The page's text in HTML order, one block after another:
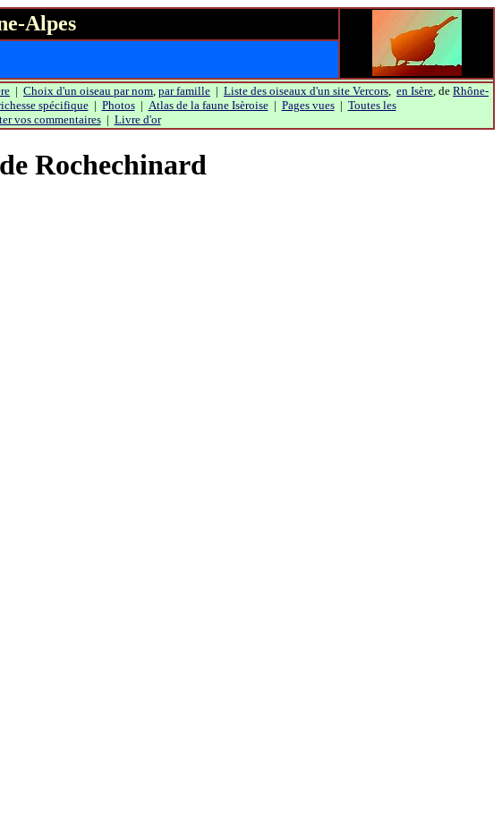
Alpes
| Choix d'un oiseau par nom, par famille | Liste des oiseaux d'un site Vercors, en Isère, de Rhône-
spécifique| Photos| Atlas de la faune Isèroise| Pages vues| Toutes les
vos commentaires| Livre d'or
Rochechinard